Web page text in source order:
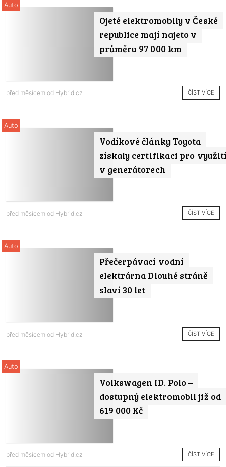
Ojeté elektromobily v České
republice mají najeto v
průměru 97 000 km
Auto
před měsícem od Hybrid.cz ČÍST VÍCE
Vodíkové články Toyota
získaly certifikaci pro
v generátorech
Auto
před měsícem od Hybrid.cz ČÍST VÍCE
Přečerpávací vodní
elektrárna Dlouhé stráně
slaví 30 let
Auto
před měsícem od Hybrid.cz ČÍST VÍCE
Volkswagen ID. Polo –
dostupný elektromobil již od
619 000 Kč
Auto
před měsícem od Hybrid.cz ČÍST VÍCE